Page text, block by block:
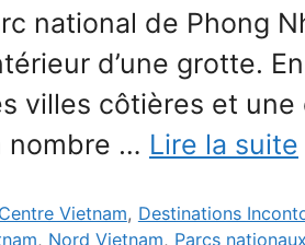
national de Phong
d’une grotte.
villes côtières et
nombre … Lire la suite
Catégories
Centre Vietnam, Destinations
, Nord Vietnam, Parcs